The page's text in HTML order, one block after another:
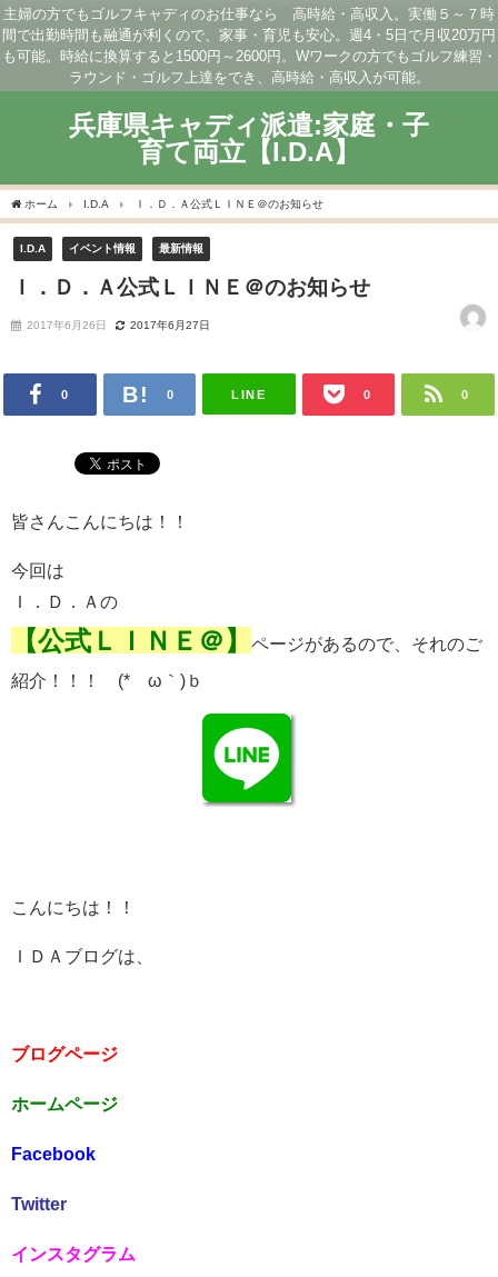
主婦の方でもゴルフキャディのお仕事なら 高時給・高収入。実働５～７時
間で出勤時間も融通が利くので、家事・育児も安心。週4・5日で月収20万円
も可能。時給に換算すると1500円～2600円。Wワークの方でもゴルフ練習・
ラウンド・ゴルフ上達をでき、高時給・高収入が可能。
兵庫県キャディ派遣:家庭・子
育て両立【I.D.A】
ホーム I.D.A Ｉ．Ｄ．Ａ公式ＬＩＮＥ＠のお知らせ
I.D.A イベント情報 最新情報
Ｉ．Ｄ．Ａ公式ＬＩＮＥ＠のお知らせ
2017年6月26日 2017年6月27日
0 0 LINE 0 0
皆さんこんにちは！！
今回は
Ｉ．Ｄ．Ａの
【公式ＬＩＮＥ＠】 ページがあるので、それのご
紹介！！！ (*´ω｀)ｂ
こんにちは！！
ＩＤＡブログは、
ブログページ
ホームページ
Facebook
Twitter
インスタグラム